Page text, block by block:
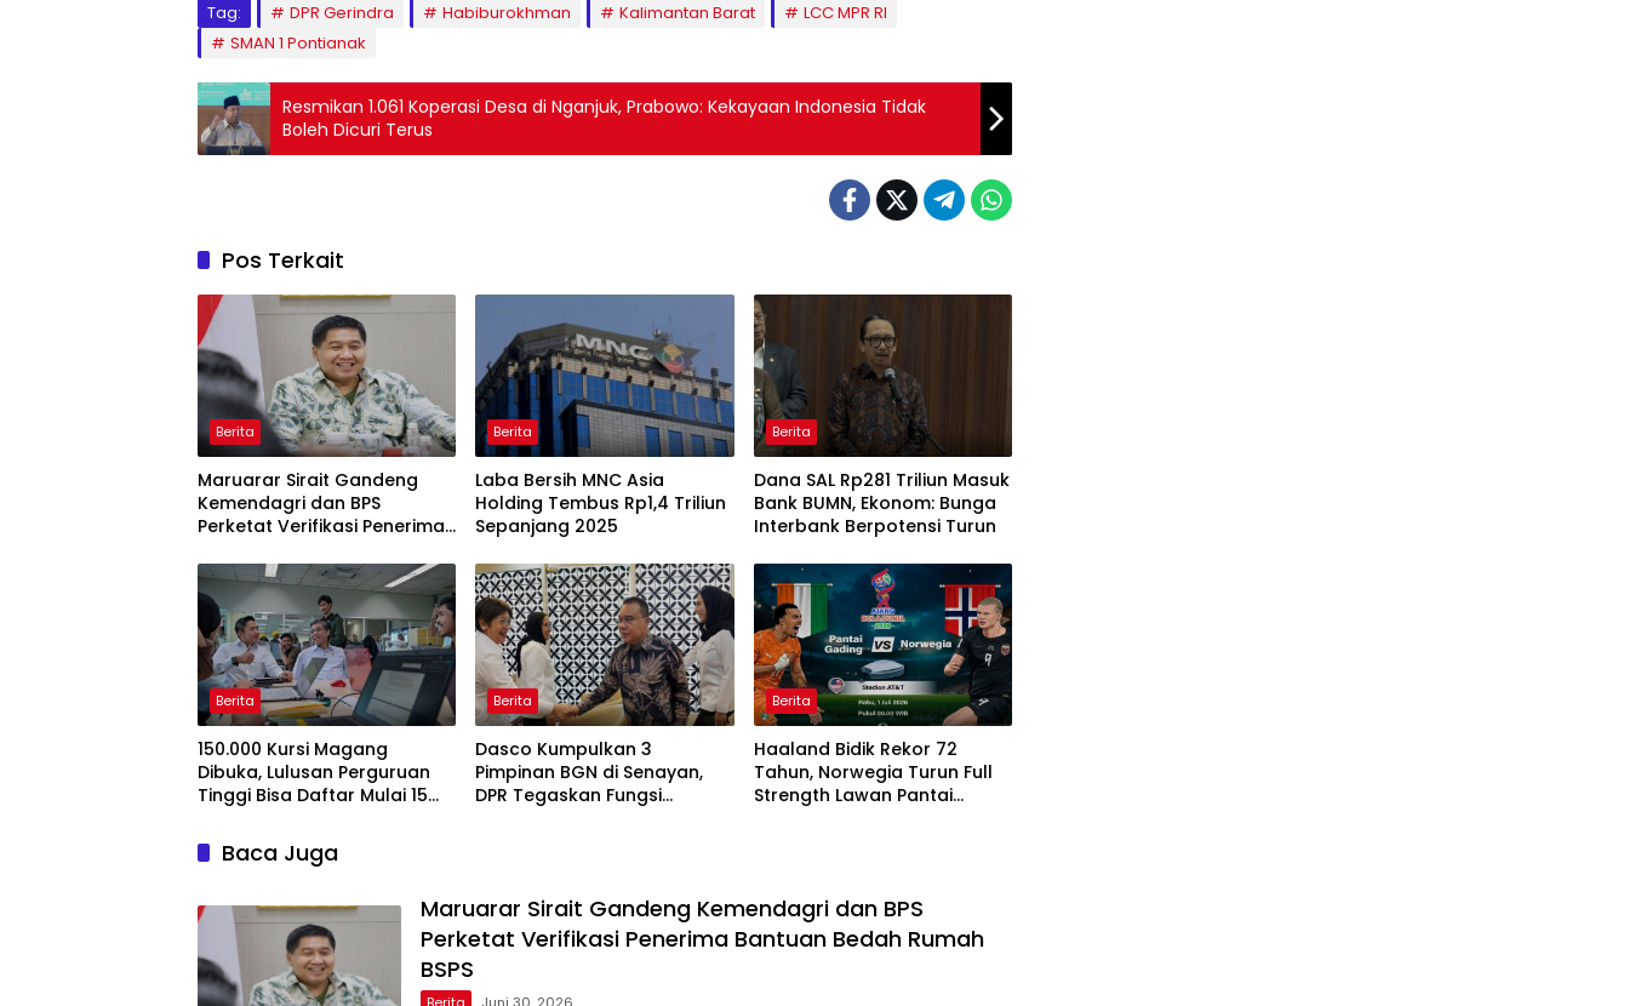
Tag: DPR Gerindra Habiburokhman Kalimantan Barat
LCC MPR RI
SMAN 1 Pontianak
Resmikan 1.061 Koperasi Desa di Nganjuk, Prabowo: Kekayaan Indonesia Tidak
Boleh Dicuri Terus
Pos Terkait
Berita
Maruarar Sirait Gandeng
Kemendagri dan BPS
Perketat Verifikasi Penerima
Berita
Laba Bersih MNC Asia
Holding Tembus Rp1,4 Triliun
Sepanjang 2025
Berita
Dana SAL Rp281 Triliun Masuk
Bank BUMN, Ekonom: Bunga
Interbank Berpotensi Turun
Berita
150.000 Kursi Magang
Dibuka, Lulusan Perguruan
Tinggi Bisa Daftar Mulai 15
Berita
Dasco Kumpulkan 3
Pimpinan BGN di Senayan,
DPR Tegaskan Fungsi
Berita
Haaland Bidik Rekor 72
Tahun, Norwegia Turun Full
Strength Lawan Pantai
Baca Juga
Maruarar Sirait Gandeng Kemendagri dan BPS
Perketat Verifikasi Penerima Bantuan Bedah Rumah
BSPS